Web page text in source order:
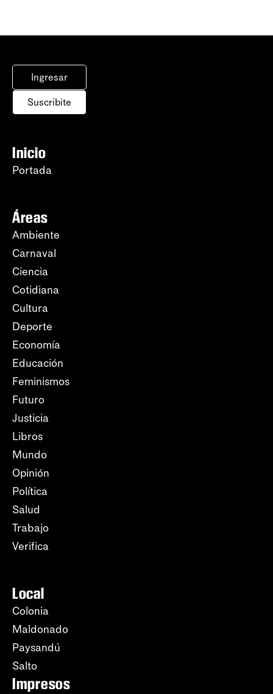
Ingresar
Suscribite
Inicio
Portada
Áreas
Ambiente
Carnaval
Ciencia
Cotidiana
Cultura
Deporte
Economía
Educación
Feminismos
Futuro
Justicia
Libros
Mundo
Opinión
Política
Salud
Trabajo
Verifica
Local
Colonia
Maldonado
Paysandú
Salto
Impresos